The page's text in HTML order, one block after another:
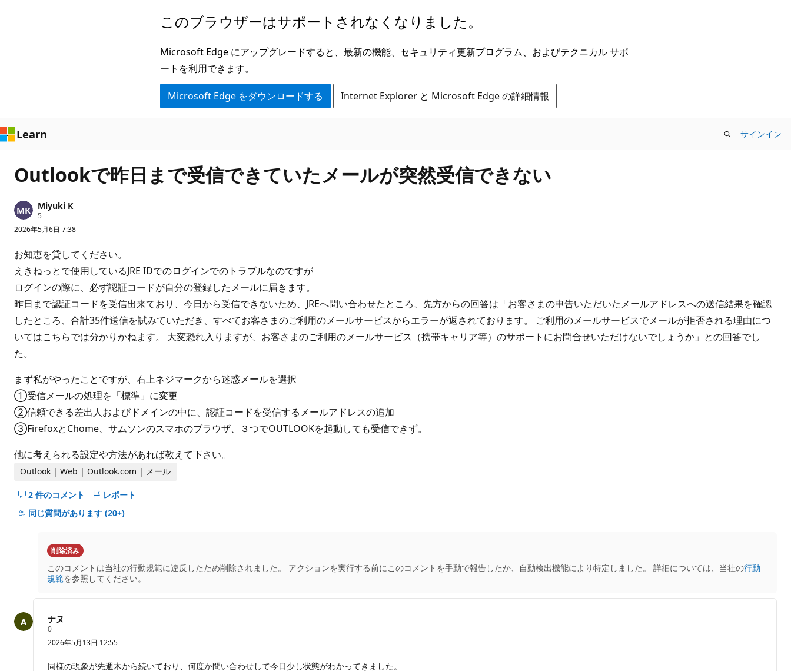
ン
ツ
に
キ
プ
このブラウザーはサポートされなくなりました。
Microsoft Edge にアップグレードすると、最新の機能、セキュリティ更新プログラム、およびテクニカル サポ
ートを利用できます。
Microsoft Edge をダウンロードする Internet Explorer と Microsoft Edge の詳細情報
Learn サインイン
Outlookで昨日まで受信できていたメールが突然受信できない
Miyuki K
5
価
の
イ
ン
ト
2026年5月6日 7:38
お知恵を貸してください。
えきねっとで使用しているJRE IDでのログインでのトラブルなのですが
ログインの際に、必ず認証コードが自分の登録したメールに届きます。
昨日まで認証コードを受信出来ており、今日から受信できないため、JREへ問い合わせたところ、先方からの回答は「お客さまの申告いただいたメールアドレスへの送信結果を確認
したところ、合計35件送信を試みていただき、すべてお客さまのご利用のメールサービスからエラーが返されております。 ご利用のメールサービスでメールが拒否される理由につ
いてはこちらでは分かりかねます。 大変恐れ入りますが、お客さまのご利用のメールサービス（携帯キャリア等）のサポートにお問合せいただけないでしょうか」との回答でし
た。
まず私がやったことですが、右上ネジマークから迷惑メールを選択
①受信メールの処理を「標準」に変更
②信頼できる差出人およびドメインの中に、認証コードを受信するメールアドレスの追加
③FirefoxとChome、サムソンのスマホのブラウザ、３つでOUTLOOKを起動しても受信できず。
他に考えられる設定や方法があれば教えて下さい。
Outlook | Web | Outlook.com | メール
2 件のコメント
こ
の
コ
ン
ト
を
表
に
す
レポート
同じ質問があります (20+)
削除済み
このコメントは当社の行動規範に違反したため削除されました。 アクションを実行する前にこのコメントを手動で報告したか、自動検出機能により特定しました。 詳細については、当社の行動
規範を参照してください。
ナヌ
0評
の
イ
2026年5月13日 12:55
同様の現象が先週木から続いており、何度か問い合わせして今日少し状態がわかってきました。